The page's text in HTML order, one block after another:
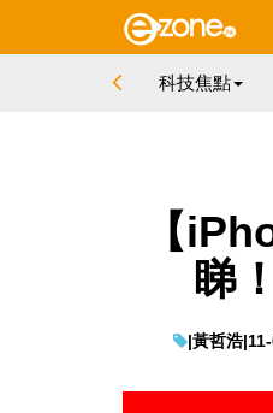
科技焦點
【
睇
|黃哲浩|